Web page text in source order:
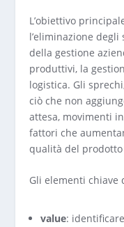
L’obiettivo
l’eliminazione
della gestione
produttivi, la
logistica. Gli
ciò che non
attesa, movimenti
fattori che
qualità del
Gli elementi chiave
value: